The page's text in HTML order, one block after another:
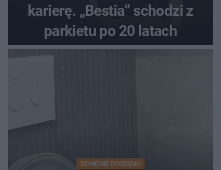
karierę. „Bestia” schodzi z
parkietu po 20 latach
DOMOWE PORZĄDKI